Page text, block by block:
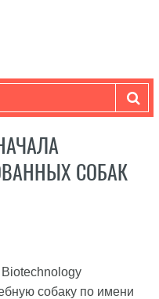
СОБАК
собаку по имени